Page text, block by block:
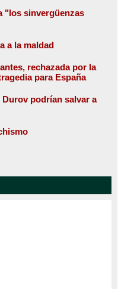
"los sinvergüenzas
a la maldad
rechazada por la
para España
podrían salvar a